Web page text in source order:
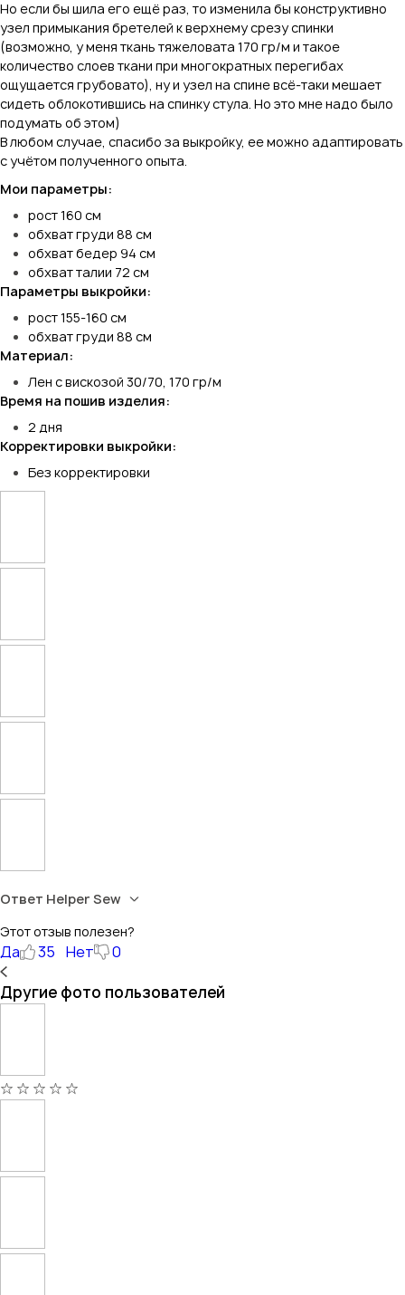
Но если бы шила его ещё раз, то изменила бы конструктивно
узел примыкания бретелей к верхнему срезу спинки
(возможно, у меня ткань тяжеловата 170 гр/м и такое
количество слоев ткани при многократных перегибах
ощущается грубовато), ну и узел на спине всё-таки мешает
сидеть облокотившись на спинку стула. Но это мне надо было
подумать об этом)
В любом случае, спасибо за выкройку, ее можно адаптировать
с учётом полученного опыта.
Мои параметры:
рост 160 см
обхват груди 88 см
обхват бедер 94 см
обхват талии 72 см
Параметры выкройки:
рост 155-160 см
обхват груди 88 см
Материал:
Лен с вискозой 30/70, 170 гр/м
Время на пошив изделия:
2 дня
Корректировки выкройки:
Без корректировки
Ответ Helper Sew
Этот отзыв полезен?
Да 35 Нет 0
Другие фото пользователей